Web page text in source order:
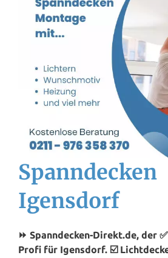
Spanndecken
Igensdorf
⏩ Spanndecken-Direkt.de, der
Profi für Igensdorf. ☑️